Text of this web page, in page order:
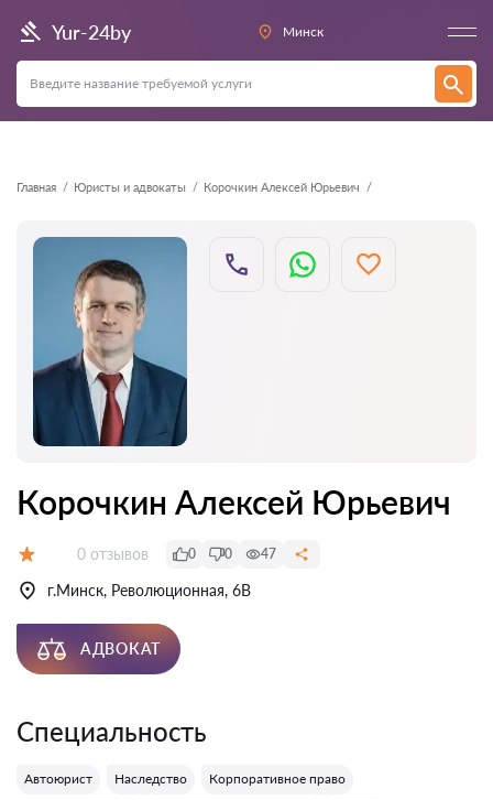
Yur-24by Минск
Главная Юристы и адвокаты Корочкин Алексей Юрьевич
Назад
Корочкин Алексей Юрьевич
Отзывов:
0 отзывов 0 0 47
г.Минск, Революционная, 6В
АДВОКАТ
Специальность
Автоюрист Наследство Корпоративное право